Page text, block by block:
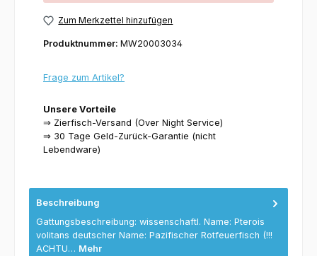
Zum Merkzettel hinzufügen
Produktnummer: MW20003034
Frage zum Artikel?
Unsere Vorteile
⇒ Zierfisch-Versand (Over Night Service)
⇒ 30 Tage Geld-Zurück-Garantie (nicht
Lebendware)
Beschreibung
Gattungsbeschreibung: wissenschaftl. Name: Pterois
volitans deutscher Name: Pazifischer Rotfeuerfisch (!!!
ACHTU… Mehr